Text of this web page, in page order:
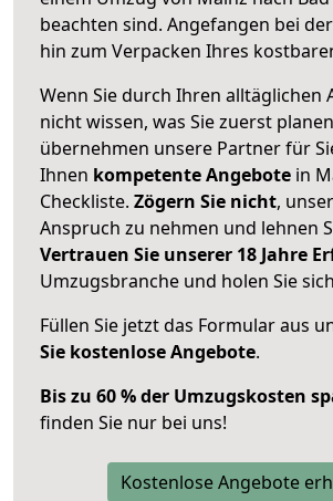
beachten sind. Angefangen bei
hin zum Verpacken Ihres
Wenn Sie durch Ihren alltäglichen
nicht wissen, was Sie zuerst
übernehmen unsere Partner für
Ihnen kompetente Angebote in
Checkliste. Zögern Sie nicht,
Anspruch zu nehmen und lehnen
Vertrauen Sie unserer 18 Jahre
Umzugsbranche und holen Sie
Füllen Sie jetzt das Formular aus
Sie kostenlose Angebote.
Bis zu 60 % der Umzugskosten
finden Sie nur bei uns!
Kostenlose Angebote